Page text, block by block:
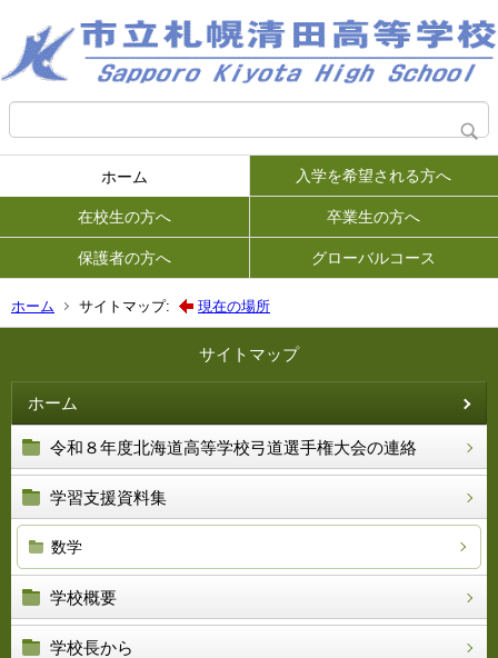
ホーム 入学を希望される方へ
在校生の方へ 卒業生の方へ
保護者の方へ グローバルコース
ホーム サイトマップ: 現在の場所
サイトマップ
ホーム
令和８年度北海道高等学校弓道選手権大会の連絡
学習支援資料集
数学
学校概要
学校長から